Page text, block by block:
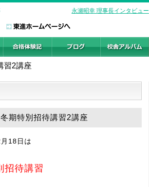
永瀬昭幸 理事長インタビュー
習2講座
期特別招待講習2講座
18日は
招待講習